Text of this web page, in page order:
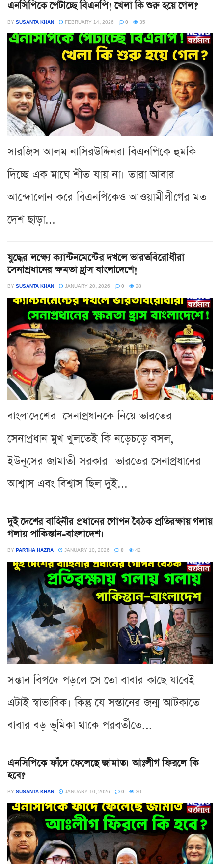
এনসিপিকে পেটাচ্ছে বিএনপি! খেলা কি শুরু হয়ে গেল?
BY SUSANTA KHAN FEBRUARY 14, 2026 0 35
সারজিস আলম নাসিরউদ্দিনরা বিএনপিকে হুমকি
দিচ্ছে এক মাঘে শীত যায় না। তারা আবার
আন্দোলোন করে বিএনপিকেও আওয়ামীলীগের মত
দেশ ছাড়া...
যুদ্ধের লক্ষ্যে ক্যান্টনমেন্টের দখলে ভারতবিরোধীরা
সেনাপ্রধানের ক্ষমতা হ্রাস বাংলাদেশে!
BY SUSANTA KHAN JANUARY 20, 2026 0 28
বাংলাদেশের সেনাপ্রধানকে নিয়ে ভারতের
সেনাপ্রধান মুখ খুলতেই কি নড়েচড়ে বসল,
ইউনূসের জামাতী সরকার। ভারতের সেনাপ্রধানের
আশ্বাস এবং বিশ্বাস ছিল দুই...
দুই দেশের বাহিনীর প্রধানের গোপন বৈঠক প্রতিরক্ষায় গলায়
গলায় পাকিস্তান-বাংলাদেশ।
BY PARTHA HAZRA JANUARY 10, 2026 0 42
সন্তান বিপদে পড়লে সে তো বাবার কাছে যাবেই
এটাই স্বাভাবিক। কিন্তু যে সন্তানের জন্ম আটকাতে
বাবার বড় ভূমিকা থাকে পরবর্তীতে...
এনসিপিকে ফাঁদে ফেলেছে জামাত। আঃলীগ ফিরলে কি
হবে?
BY SUSANTA KHAN JANUARY 10, 2026 0 30